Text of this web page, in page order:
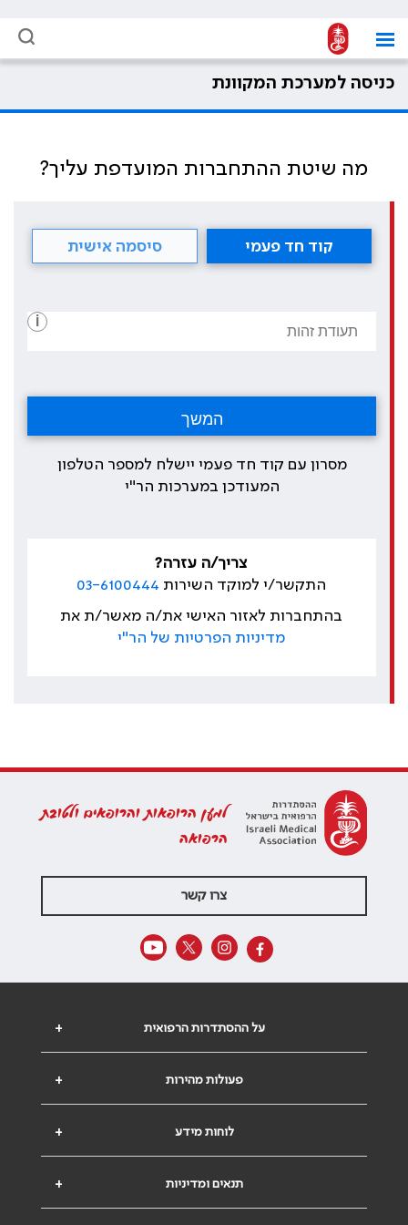
כניסה למערכת המקוונת
מה שיטת ההתחברות המועדפת עליך?
קוד חד פעמי סיסמה אישית
i
מסרון עם קוד חד פעמי יישלח למספר הטלפון
המעודכן במערכות הר"י
צריך/ה עזרה?
התקשר/י למוקד השירות 03-6100444
בהתחברות לאזור האישי את/ה מאשר/ת את
מדיניות הפרטיות של הר"י
למען הרופאות והרופאים ולטובת
הרפואה
צרו קשר
+ על ההסתדרות הרפואית
+ פעולות מהירות
+ לוחות מידע
+ תנאים ומדיניות